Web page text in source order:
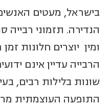
בישראל, מעטים
הנדירה. תזמוני רבייה
ומין יוצרים חלונות
הרבייה עדיין אינם
שונות בלילות רבים,
התופעה העוצמתית